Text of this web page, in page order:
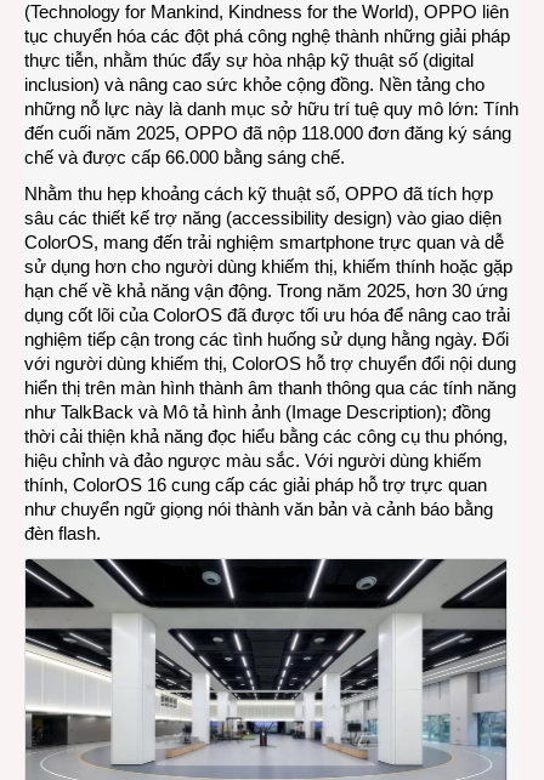
(Technology for Mankind, Kindness for the World), OPPO liên
tục chuyển hóa các đột phá công nghệ thành những giải pháp
thực tiễn, nhằm thúc đẩy sự hòa nhập kỹ thuật số (digital
inclusion) và nâng cao sức khỏe cộng đồng. Nền tảng cho
những nỗ lực này là danh mục sở hữu trí tuệ quy mô lớn: Tính
đến cuối năm 2025, OPPO đã nộp 118.000 đơn đăng ký sáng
chế và được cấp 66.000 bằng sáng chế.
Nhằm thu hẹp khoảng cách kỹ thuật số, OPPO đã tích hợp
sâu các thiết kế trợ năng (accessibility design) vào giao diện
ColorOS, mang đến trải nghiệm smartphone trực quan và dễ
sử dụng hơn cho người dùng khiếm thị, khiếm thính hoặc gặp
hạn chế về khả năng vận động. Trong năm 2025, hơn 30 ứng
dụng cốt lõi của ColorOS đã được tối ưu hóa để nâng cao trải
nghiệm tiếp cận trong các tình huống sử dụng hằng ngày. Đối
với người dùng khiếm thị, ColorOS hỗ trợ chuyển đổi nội dung
hiển thị trên màn hình thành âm thanh thông qua các tính năng
như TalkBack và Mô tả hình ảnh (Image Description); đồng
thời cải thiện khả năng đọc hiểu bằng các công cụ thu phóng,
hiệu chỉnh và đảo ngược màu sắc. Với người dùng khiếm
thính, ColorOS 16 cung cấp các giải pháp hỗ trợ trực quan
như chuyển ngữ giọng nói thành văn bản và cảnh báo bằng
đèn flash.